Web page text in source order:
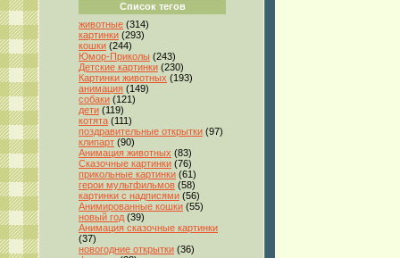
Список тегов
животные (314)
картинки (293)
кошки (244)
Юмор-Приколы (243)
Детские картинки (230)
Картинки животных (193)
анимация (149)
собаки (121)
дети (119)
котята (111)
поздравительные открытки (97)
клипарт (90)
Анимация животных (83)
Сказочные картинки (76)
прикольные картинки (61)
герои мультфильмов (58)
картинки с надписями (56)
Анимированные кошки (55)
новый год (39)
Анимация сказочные картинки
(37)
новогодние открытки (36)